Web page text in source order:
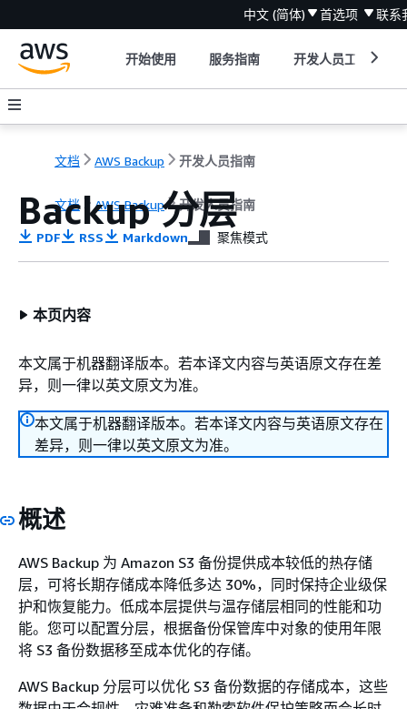
中文 (简体) 首选项 联系
开始使用 服务指南 开发人员工具
文档 AWS Backup 开发人员指南
文档 AWS Backup 开发人员指南
Backup 分层
PDF RSS Markdown 聚焦模式
本页内容
本文属于机器翻译版本。若本译文内容与英语原文存在差
异，则一律以英文原文为准。
本文属于机器翻译版本。若本译文内容与英语原文存在
差异，则一律以英文原文为准。
概述
AWS Backup 为 Amazon S3 备份提供成本较低的热存储
层，可将长期存储成本降低多达 30%，同时保持企业级保
护和恢复能力。低成本层提供与温存储层相同的性能和功
能。您可以配置分层，根据备份保管库中对象的使用年限
将 S3 备份数据移至成本优化的存储。
AWS Backup 分层可以优化 S3 备份数据的存储成本，这些